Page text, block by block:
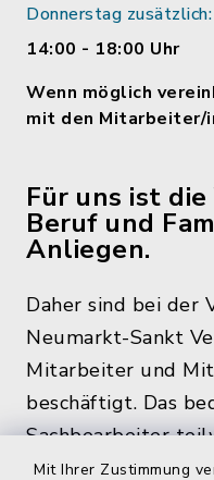
Mit Ihrer Zustimmung
Donnerstag zusätzlich:
14:00 - 18:00 Uhr
Wenn möglich
mit den Mitarbeiter/
Für uns ist
Beruf und
Anliegen.
Daher sind bei der
Neumarkt-Sankt
Mitarbeiter und
beschäftigt. Das
Sachbearbeiter
üblichen